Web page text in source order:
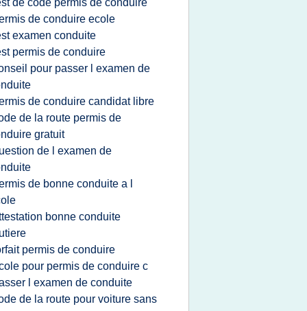
de code permis de conduire
de conduire ecole
examen conduite
permis de conduire
pour passer l examen de
de conduire candidat libre
de la route permis de
gratuit
de l examen de
de bonne conduite a l
bonne conduite
permis de conduire
pour permis de conduire c
l examen de conduite
de la route pour voiture sans